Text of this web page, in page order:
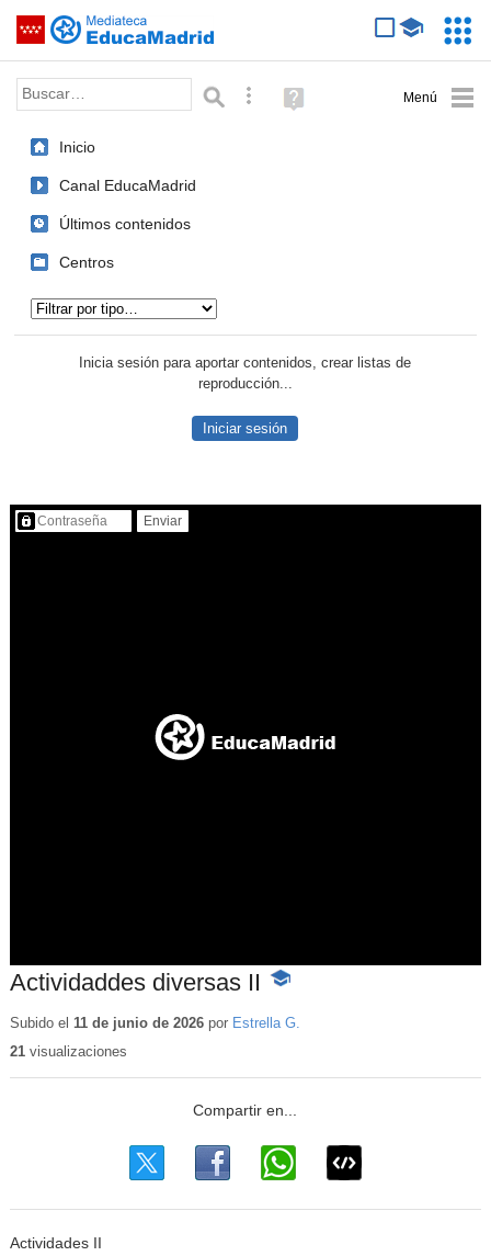
Saltar navegación
Palabra o frase: Búsqueda avanzada
Ayuda
(en
Inicio
Canal EducaMadrid
Últimos contenidos
Centros
Inicia sesión para aportar contenidos, crear listas de
reproducción...
Iniciar sesión
Contenido protegido…
Actividaddes diversas II
-
educativo
Subido el 11 de junio de 2026por Estrella G.
21visualizaciones
Actividades II